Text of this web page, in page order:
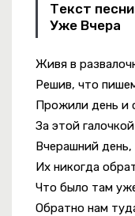
Текст
Уже Вчера
Живя в
Решив, что
Прожили день и
За этой
Вчерашний
Их никогда
Что было там
Обратно нам
Уже Не Будет..